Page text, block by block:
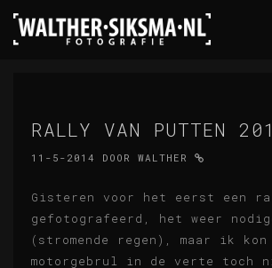
RALLY VAN PUTTEN
11-5-2014 DOOR WALTHER
Gisteren voor het eerst een
gefotografeerd, het weer
(stromende regen), maar ik
motorgebrul in de verte toch